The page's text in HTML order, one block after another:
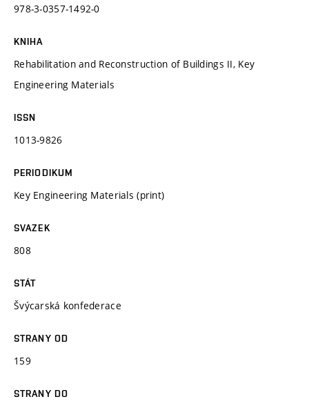
978-3-0357-1492-0
KNIHA
Rehabilitation and Reconstruction of Buildings II, Key
Engineering Materials
ISSN
1013-9826
PERIODIKUM
Key Engineering Materials (print)
SVAZEK
808
STÁT
Švýcarská konfederace
STRANY OD
159
STRANY DO